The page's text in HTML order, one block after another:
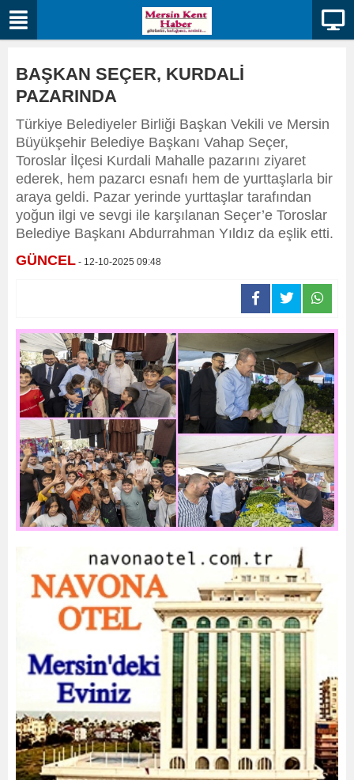
BAŞKAN SEÇER, KURDALİ
PAZARINDA
Türkiye Belediyeler Birliği Başkan Vekili ve Mersin
Büyükşehir Belediye Başkanı Vahap Seçer,
Toroslar İlçesi Kurdali Mahalle pazarını ziyaret
ederek, hem pazarcı esnafı hem de yurttaşlarla bir
araya geldi. Pazar yerinde yurttaşlar tarafından
yoğun ilgi ve sevgi ile karşılanan Seçer’e Toroslar
Belediye Başkanı Abdurrahman Yıldız da eşlik etti.
GÜNCEL - 12-10-2025 09:48